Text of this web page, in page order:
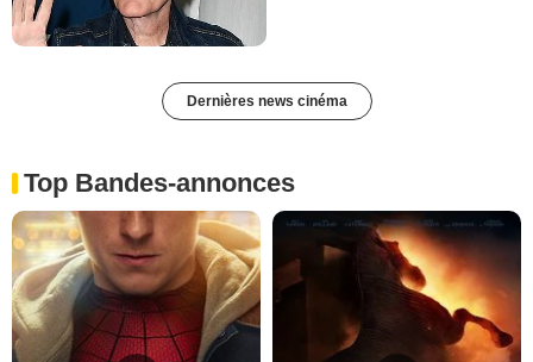
Dernières news cinéma
Top Bandes-annonces